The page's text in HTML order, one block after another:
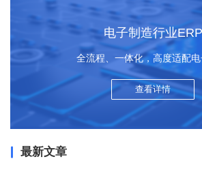
电子制造行业ERP
全流程、一体化，高度适配
查看详情
最新文章